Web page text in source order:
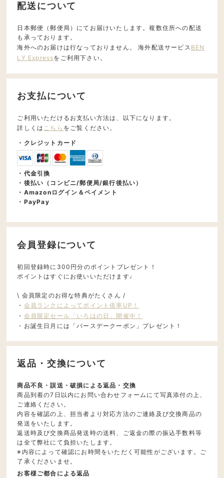
配送について
日本郵便（郵便局）にてお届けいたします。複数住所への配送
も承っております。
海外へのお届けは行なっておりません。 海外配送サービス BEN
LY Expressをご利用下さい。
お支払について
ご利用いただけるお支払い方法は、以下になります。
詳しくは こちら をご覧ください。
・クレジットカード
・代金引換
・後払い（コンビニ/郵便局/銀行後払い）
・Amazonログイン＆ペイメント
・PayPay
会員登録について
初回登録時に300円分のポイントプレゼント！
ポイントはすぐにお使いいただけます♩
\ 会員限定のお得な特典がたくさん /
・ 会員ランクによってポイント倍率UP！
・ 会員限定セール「いろはの日」開催中！
・お誕生日月には「バースデークーポン」プレゼント！
返品・交換について
商品不良・誤送・破損による返品・交換
商品到着の7日以内にお問い合わせフォームにて写真添付の上、
ご連絡ください。
内容を確認の上、担当者より対応方法のご連絡及び交換商品の
発送をいたします。
返送時及び交換商品発送時の送料、ご返金の際の振込手数料等
は全て弊社にて負担いたします。
※内容によって確認にお時間をいただく可能性がございます。ご
了承くださいませ。
お客様ご都合による返品